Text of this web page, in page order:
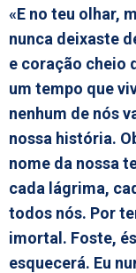
«E no teu olhar,
nunca deixaste
e coração cheio
um tempo que
nenhum de nós
nossa história.
nome da nossa
cada lágrima,
todos nós. Por
imortal. Foste,
esquecerá. Eu